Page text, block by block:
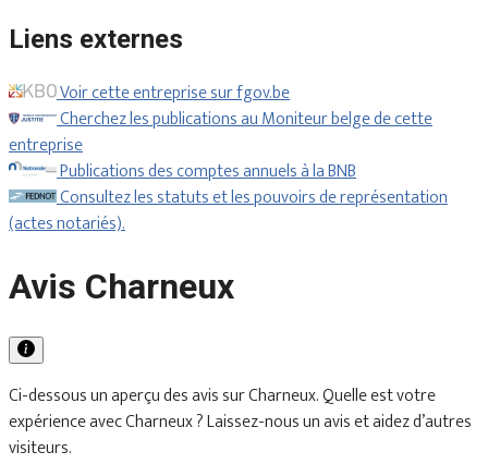
Liens externes
Voir cette entreprise sur fgov.be
Cherchez les publications au Moniteur belge de cette
entreprise
Publications des comptes annuels à la BNB
Consultez les statuts et les pouvoirs de représentation
(actes notariés).
Avis Charneux
Ci-dessous un aperçu des avis sur Charneux. Quelle est votre
expérience avec Charneux ? Laissez-nous un avis et aidez d’autres
visiteurs.